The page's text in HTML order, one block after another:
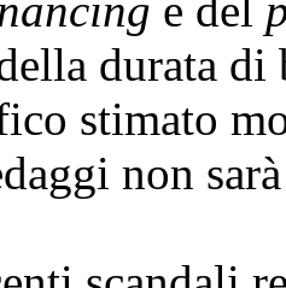
durata
stimato
non